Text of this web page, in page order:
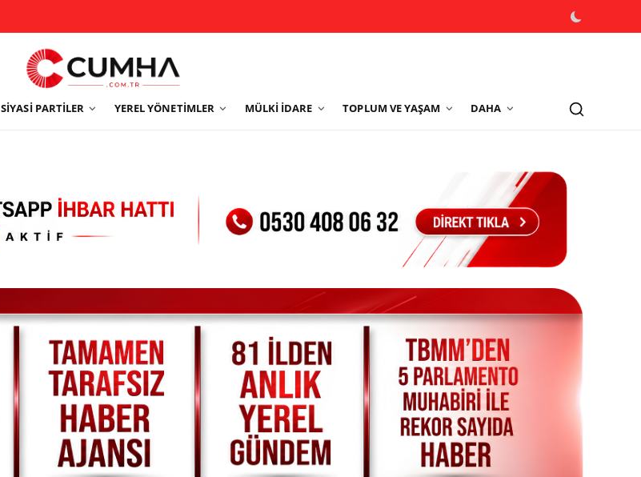
SIYASI PARTILER YEREL YÖNETIMLER MÜLKI İDARE TOPLUM VE YAŞAM DAHA